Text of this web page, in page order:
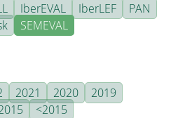
IberEVAL IberLEF
PAN
SEMEVAL
2021 2020
2019
<2015